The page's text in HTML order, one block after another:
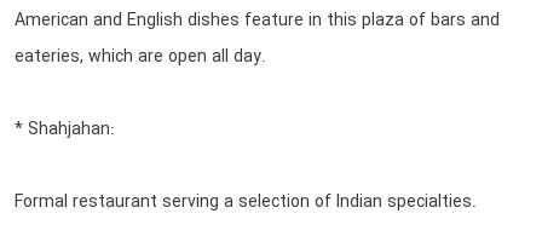
American and English dishes feature in this plaza of bars and
eateries, which are open all day.
* Shahjahan:
Formal restaurant serving a selection of Indian specialties.